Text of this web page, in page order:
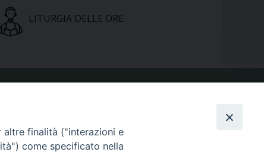
LITURGIA DELLE ORE
PHOTOGALLERY
finalità ("interazioni e
come specificato nella